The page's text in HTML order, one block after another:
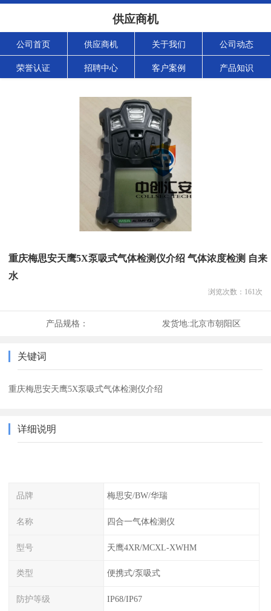
供应商机
公司首页 供应商机 关于我们 公司动态
荣誉认证 招聘中心 客户案例 产品知识
重庆梅思安天鹰5X泵吸式气体检测仪介绍 气体浓度检测 自来
水
浏览次数： 161次
产品规格： 发货地:北京市朝阳区
关键词
重庆梅思安天鹰5X泵吸式气体检测仪介绍
详细说明
品牌 梅思安/BW/华瑞
名称 四合一气体检测仪
型号 天鹰4XR/MCXL-XWHM
类型 便携式/泵吸式
防护等级 IP68/IP67